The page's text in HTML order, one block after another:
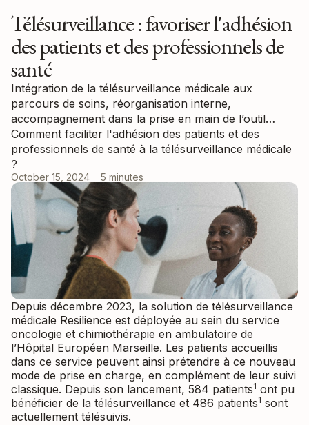
Télésurveillance : favoriser l'adhésion
des patients et des professionnels de
santé
Intégration de la télésurveillance médicale aux
parcours de soins, réorganisation interne,
accompagnement dans la prise en main de l’outil…
Comment faciliter l'adhésion des patients et des
professionnels de santé à la télésurveillance médicale
?
October 15, 2024 5 minutes
Depuis décembre 2023, la solution de télésurveillance
médicale Resilience est déployée au sein du service
oncologie et chimiothérapie en ambulatoire de
l’Hôpital Européen Marseille. Les patients accueillis
dans ce service peuvent ainsi prétendre à ce nouveau
mode de prise en charge, en complément de leur suivi
classique. Depuis son lancement, 584 patients1 ont pu
bénéficier de la télésurveillance et 486 patients1 sont
actuellement télésuivis.